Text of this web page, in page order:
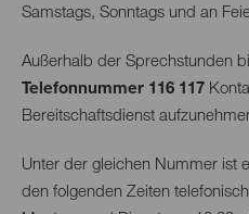
Samstags, Sonntags und an
Außerhalb der Sprechstunden
Telefonnummer 116 117
Bereitschaftsdienst
Unter der gleichen Nummer ist
den folgenden Zeiten